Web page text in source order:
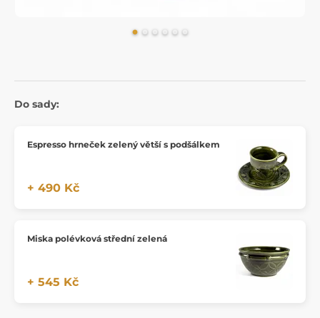
Do sady:
Espresso hrneček zelený větší s podšálkem
+ 490 Kč
Miska polévková střední zelená
+ 545 Kč